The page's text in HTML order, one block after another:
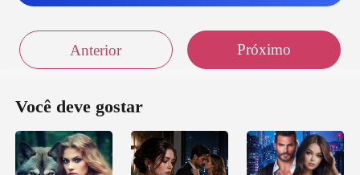
Anterior Próximo
Você deve gostar